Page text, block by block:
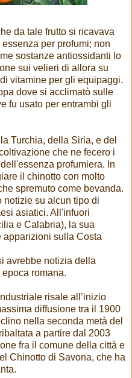
da tale frutto si ricavava
per profumi; non
sostanze antiossidanti lo
sui velieri di allora su
vitamine per gli equipaggi.
dove si acclimatò sulle
fu usato per entrambi gli
Turchia, della Siria, e del
che ne fecero i
profumiera. In
il chinotto con molto
spremuto come bevanda.
notizie su alcun tipo di
asiatici. All'infuori
e Calabria), la sua
apparizioni sulla Costa
avrebbe notizia della
romana.
risale all’inizio
diffusione tra il 1900
nella seconda metà del
a partire dal 2003
fra il comune della città e
Chinotto di Savona, che ha